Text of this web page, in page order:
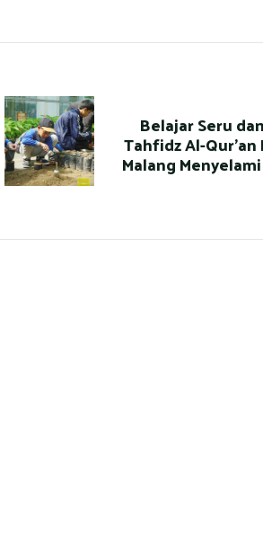
Belajar Seru
Tahfidz Al-
Malang